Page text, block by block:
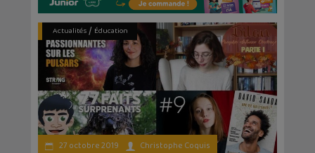
Actualités/ Éducation
27 octobre 2019 Christophe Coquis